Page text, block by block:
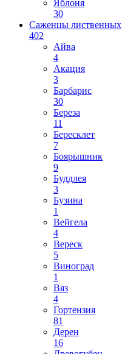
Яблоня
30
Саженцы лиственных
402
Айва
4
Акация
3
Барбарис
30
Береза
11
Бересклет
7
Боярышник
9
Буддлея
3
Бузина
1
Вейгела
4
Вереск
5
Виноград
1
Вяз
4
Гортензия
81
Дерен
16